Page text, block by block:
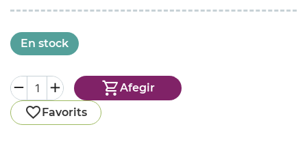
En stock
Afegir
Favorits